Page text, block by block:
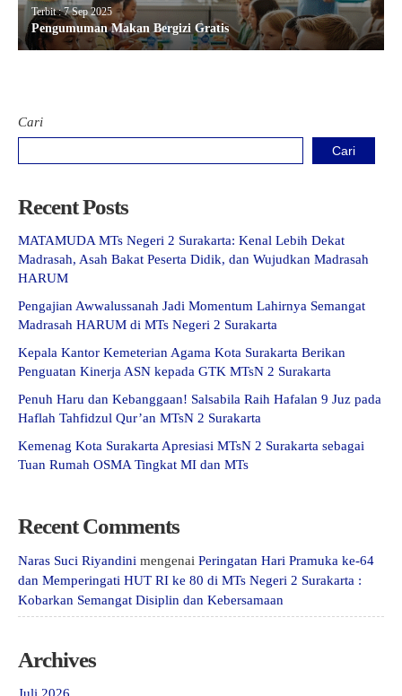
Terbit : 7 Sep 2025
Pengumuman Makan Bergizi Gratis
Cari
Cari
Recent Posts
MATAMUDA MTs Negeri 2 Surakarta: Kenal Lebih Dekat
Madrasah, Asah Bakat Peserta Didik, dan Wujudkan Madrasah
HARUM
Pengajian Awwalussanah Jadi Momentum Lahirnya Semangat
Madrasah HARUM di MTs Negeri 2 Surakarta
Kepala Kantor Kemeterian Agama Kota Surakarta Berikan
Penguatan Kinerja ASN kepada GTK MTsN 2 Surakarta
Penuh Haru dan Kebanggaan! Salsabila Raih Hafalan 9 Juz pada
Haflah Tahfidzul Qur’an MTsN 2 Surakarta
Kemenag Kota Surakarta Apresiasi MTsN 2 Surakarta sebagai
Tuan Rumah OSMA Tingkat MI dan MTs
Recent Comments
Naras Suci Riyandini mengenai Peringatan Hari Pramuka ke-64
dan Memperingati HUT RI ke 80 di MTs Negeri 2 Surakarta :
Kobarkan Semangat Disiplin dan Kebersamaan
Archives